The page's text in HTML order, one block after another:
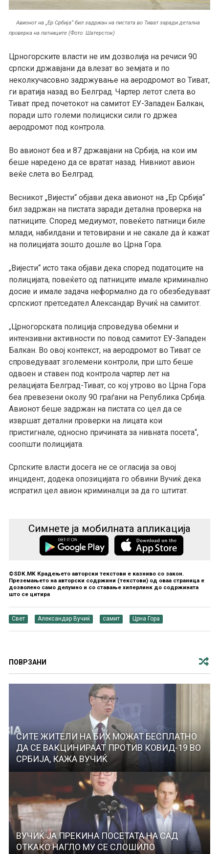
Авионот на „Ер Србија“ бил задржан на пистата во Тиват заради детална
проверка на патниците (Фото: Шатерсток)
Црногорските власти не им дозволија на речиси 90
српски државјани да влезат во земјата и по
неколкучасовно задржување на аеродромот во Тиват,
ги вратија назад во Белград. Чартер летот слета во
Тиват пред почетокот на самитот ЕУ-Западен Балкан,
поради што големи полициски сили го држеа
аеродромот под контрола.
Во авионот беа и 87 државјани на Србија, на кои им
беше наредено да се вратат назад. Нивниот авион
веќе слета во Белград.
Весникот „Вијести“ објави дека авионот на „Ер Србија“
бил задржан на пистата заради детална проверка на
патниците. Според медиумот, повеќето патници биле
млади, набилдани и тетовирани и не сакале да ѝ кажат
на полицијата зошто дошле во Црна Гора.
„Вијести“ исто така објави дека според податоците на
полицијата, повеќето од патниците имале криминално
досие и имале задача неформално да го обезбедуваат
српскиот претседател Александар Вучиќ на самитот.
„Црногорската полиција спроведува обемни и
интензивни активности по повод самитот ЕУ-Западен
Балкан. Во овој контекст, на аеродромот во Тиват се
спроведуваат зголемени контроли, при што беше
одвоен и ставен под контрола чартер лет на
релацијата Белград-Тиват, со кој утрово во Црна Гора
беа превезени околу 90 граѓани на Република Србија.
Авионот беше задржан на пистата со цел да се
извршат детални проверки на лицата кои
пристигнале, односно причината за нивната посета“,
соопшти полицијата.
Српските власти досега не се огласија за овој
инцидент, додека опозицијата го обвини Вучиќ дека
испратил цел авион криминалци за да го штитат.
Симнете ја мобилната апликација
©SDK.MK Крадењето авторски текстови е казниво со закон.
Преземањето на авторски содржини (текстови) од оваа страница е
дозволено само делумно и со ставање хиперлинк до содржината
што се цитира
Свет Александар Вучиќ самит Црна Гора
ПОВРЗАНИ
СИТЕ ЖИТЕЛИ НА БИХ МОЖАТ БЕСПЛАТНО
ДА СЕ ВАКЦИНИРААТ ПРОТИВ КОВИД-19 ВО
СРБИЈА, КАЖА ВУЧИЌ
ВУЧИЌ ЈА ПРЕКИНА ПОСЕТАТА НА САД
ОТКАКО НАГЛО МУ СЕ СЛОШИЛО